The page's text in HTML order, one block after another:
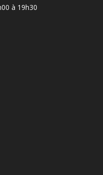
à 19h30